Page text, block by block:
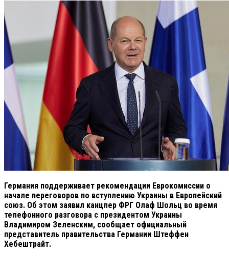
Германия поддерживает рекомендации Еврокомиссии о
начале переговоров по вступлению Украины в Европейский
союз. Об этом заявил канцлер ФРГ Олаф Шольц во время
телефонного разговора с президентом Украины
Владимиром Зеленским, сообщает официальный
представитель правительства Германии Штеффен
Хебештрайт.